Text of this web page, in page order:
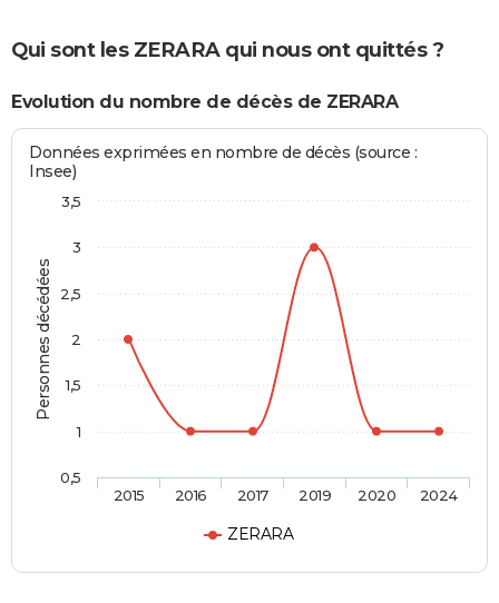
Qui sont les ZERARA qui nous ont quittés ?
Evolution du nombre de décès de ZERARA
Personnes décédées
Données exprimées en nombre de décès (source :
Insee)
ZERARA
2015 2016 2017 2019 2020 2024
0,5
1
1,5
2
2,5
3
3,5